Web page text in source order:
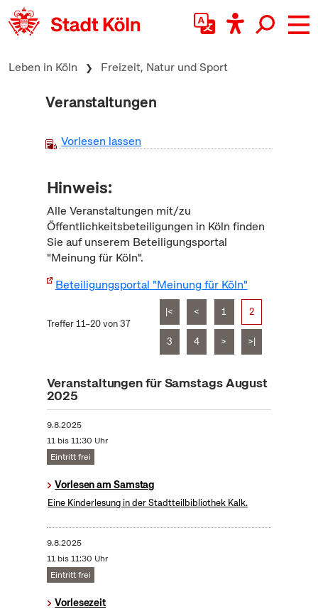
zum Inhalt springen
Leben in Köln Freizeit, Natur und Sport
Veranstaltungen
Vorlesen lassen
Hinweis:
Alle Veranstaltungen mit/zu
Öffentlichkeitsbeteiligungen in Köln finden
Sie auf unserem Beteiligungsportal
"Meinung für Köln".
Beteiligungsportal "Meinung für Köln"
Treffer 11–20 von 37
|< < 1 2
3 4 > >|
Veranstaltungen für Samstags August
2025
9.8.2025
11 bis 11:30 Uhr
Eintritt frei
Vorlesen am Samstag
Eine Kinderlesung in der Stadtteilbibliothek Kalk.
9.8.2025
11 bis 11:30 Uhr
Eintritt frei
Vorlesezeit